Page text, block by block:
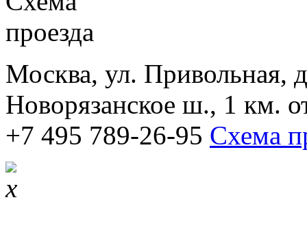
Москва, ул. Привольная,
Новорязанское ш., 1 км.
+7 495 789-26-95 Схема